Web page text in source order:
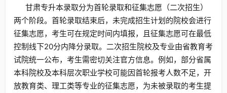
甘肃专升本录取分为首轮录取和征集志愿（二次招生）
两个阶段。首轮录取结束后，未完成招生计划的院校会进行
征集志愿，考生可在规定时间内填报，且征集志愿可在最低
控制线下20分内降分录取。二次招生院校及专业由省教育考
试院统一公布，考生需密切关注官方信息。例如，部分省属
本科院校及本科层次职业学校可能因首轮报考人数不足，开
放教育类、理工类等专业的征集志愿，为未被录取的考生提